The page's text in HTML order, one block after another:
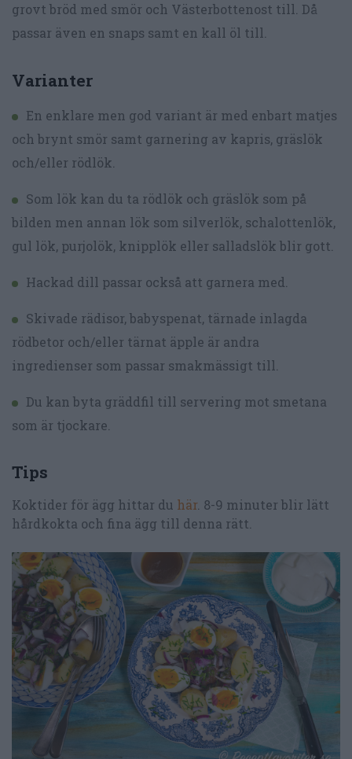
grovt bröd med smör och Västerbottenost till. Då
passar även en snaps samt en kall öl till.
Varianter
En enklare men god variant är med enbart matjes
och brynt smör samt garnering av kapris, gräslök
och/eller rödlök.
Som lök kan du ta rödlök och gräslök som på
bilden men annan lök som silverlök, schalottenlök,
gul lök, purjolök, knipplök eller salladslök blir gott.
Hackad dill passar också att garnera med.
Skivade rädisor, babyspenat, tärnade inlagda
rödbetor och/eller tärnat äpple är andra
ingredienser som passar smakmässigt till.
Du kan byta gräddfil till servering mot smetana
som är tjockare.
Tips
Koktider för ägg hittar du här. 8-9 minuter blir lätt
hårdkokta och fina ägg till denna rätt.